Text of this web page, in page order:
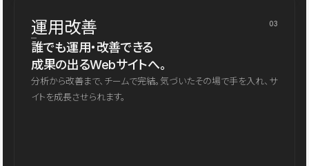
運用改善 03
誰でも運用・改善できる
成果の出るWebサイトへ。
分析から改善まで、チームで完結。気づいたその場で手を入れ、サ
イトを成長させられます。